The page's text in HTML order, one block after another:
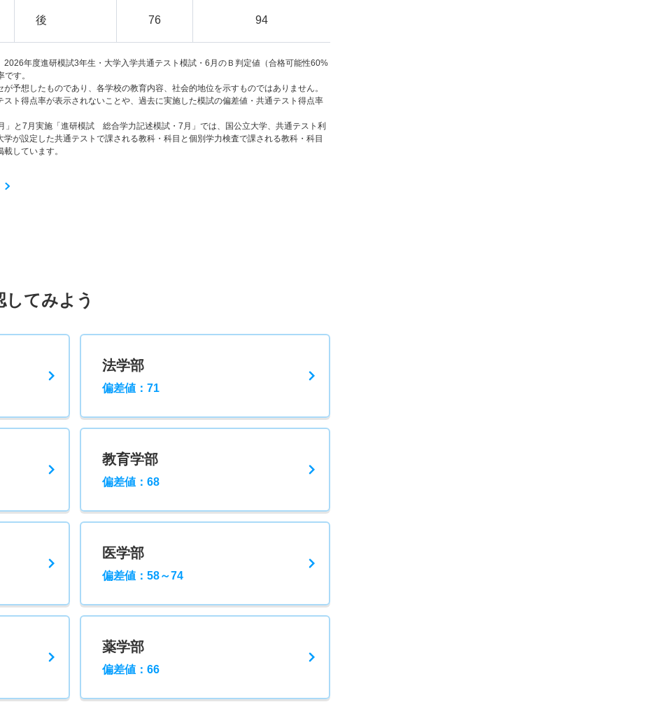
後 76 94
年度進研模試3年生・大学入学共通テスト模試・6月のＢ判定値（合格可能性60%
す。
想したものであり、各学校の教育内容、社会的地位を示すものではありません。
ト得点率が表示されないことや、過去に実施した模試の偏差値・共通テスト得点率
と7月実施「進研模試 総合学力記述模試・7月」では、国公立大学、共通テスト利
が設定した共通テストで課される教科・科目と個別学力検査で課される教科・科目
しています。
てみよう
法学部
偏差値：71
教育学部
偏差値：68
医学部
偏差値：58～74
薬学部
偏差値：66